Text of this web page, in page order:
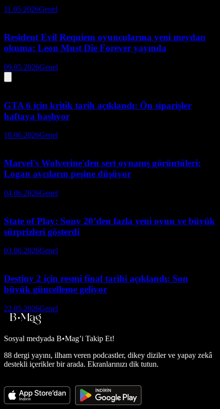
11.05.2026Genel
Resident Evil Requiem oyuncularına yeni meydan
okuma: Leon Must Die Forever yayında
09.05.2026Genel
GTA 6 için kritik tarih açıklandı: Ön siparişler
haftaya başlıyor
18.06.2026Genel
Marvel's Wolverine'den sert oynanış görüntüleri:
Logan avcıların peşine düşüyor
04.06.2026Genel
State of Play: Sony 20’den fazla yeni oyun ve büyük
sürprizleri gösterdi
03.06.2026Genel
Destiny 2 için resmi final tarihi açıklandı: Son
büyük güncelleme geliyor
22.05.2026Genel
Sosyal medyada B•Mag’i Takip Et!
88 dergi yayını, ilham veren podcastler, dikey diziler ve yapay zekâ
destekli içerikler bir arada. Ekranlarınızı dik tutun.